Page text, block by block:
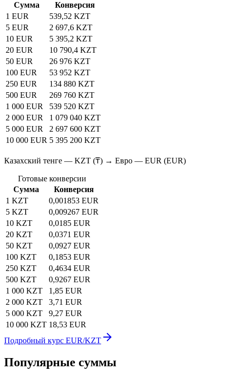
Сумма
Конверсия
1 EUR
539,52 KZT
5 EUR
2 697,6 KZT
10 EUR
5 395,2 KZT
20 EUR
10 790,4 KZT
50 EUR
26 976 KZT
100 EUR
53 952 KZT
250 EUR
134 880 KZT
500 EUR
269 760 KZT
1 000 EUR
539 520 KZT
2 000 EUR
1 079 040 KZT
5 000 EUR
2 697 600 KZT
10 000 EUR 5 395 200 KZT
Казахский тенге — KZT (₸) → Евро — EUR (EUR)
Готовые конверсии
Сумма
Конверсия
1 KZT
0,001853 EUR
5 KZT
0,009267 EUR
10 KZT
0,0185 EUR
20 KZT
0,0371 EUR
50 KZT
0,0927 EUR
100 KZT
0,1853 EUR
250 KZT
0,4634 EUR
500 KZT
0,9267 EUR
1 000 KZT
1,85 EUR
2 000 KZT
3,71 EUR
5 000 KZT
9,27 EUR
10 000 KZT 18,53 EUR
Подробный курс EUR/KZT
Популярные суммы